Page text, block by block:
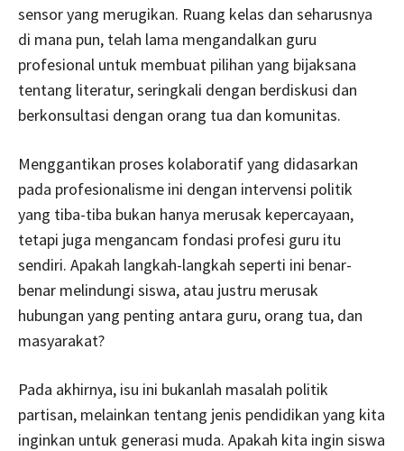
sensor yang merugikan. Ruang kelas dan seharusnya
di mana pun, telah lama mengandalkan guru
profesional untuk membuat pilihan yang bijaksana
tentang literatur, seringkali dengan berdiskusi dan
berkonsultasi dengan orang tua dan komunitas.
Menggantikan proses kolaboratif yang didasarkan
pada profesionalisme ini dengan intervensi politik
yang tiba-tiba bukan hanya merusak kepercayaan,
tetapi juga mengancam fondasi profesi guru itu
sendiri. Apakah langkah-langkah seperti ini benar-
benar melindungi siswa, atau justru merusak
hubungan yang penting antara guru, orang tua, dan
masyarakat?
Pada akhirnya, isu ini bukanlah masalah politik
partisan, melainkan tentang jenis pendidikan yang kita
inginkan untuk generasi muda. Apakah kita ingin siswa